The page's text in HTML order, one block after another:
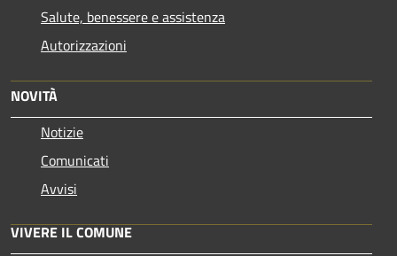
Salute, benessere e assistenza
Autorizzazioni
NOVITÀ
Notizie
Comunicati
Avvisi
VIVERE IL COMUNE